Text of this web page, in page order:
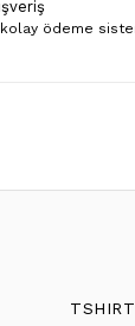
ödeme
TSHIRT